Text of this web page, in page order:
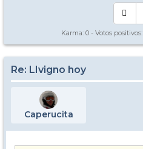
Karma: 0 - Votos positivos:
Re: LIvigno hoy
Caperucita